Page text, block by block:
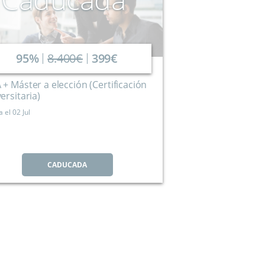
95% 8.400€ 399€
+ Máster a elección (Certificación
el 02 Jul
CADUCADA